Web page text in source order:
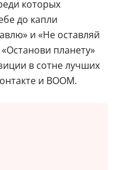
которых
до капли
и «Не оставляй
планету»
в сотне лучших
и BOOM.